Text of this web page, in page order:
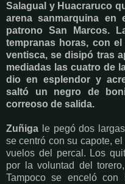
Salagual y Huacraruco
arena sanmarquina en
patrono San Marcos.
tempranas horas, con
ventisca, se disipó tras
mediadas las cuatro de
dio en esplendor y
saltó un negro de
correoso de salida.
Zuñiga le pegó dos
se centró con su capote,
vuelos del percal. Los
por la voluntad del
Tampoco se enceló